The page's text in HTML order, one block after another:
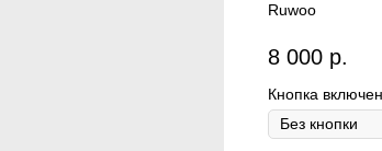
Ruwoo
8 000 р.
Кнопка